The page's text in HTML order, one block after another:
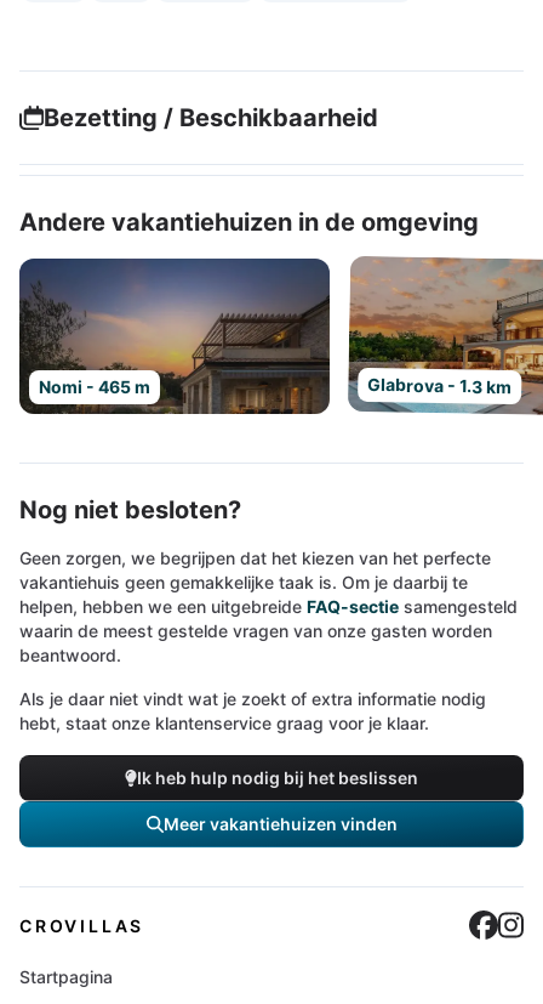
Bezetting / Beschikbaarheid
Andere vakantiehuizen in de omgeving
Nomi - 465 m Glabrova - 1.3 km
Nog niet besloten?
Geen zorgen, we begrijpen dat het kiezen van het perfecte
vakantiehuis geen gemakkelijke taak is. Om je daarbij te
helpen, hebben we een uitgebreide FAQ-sectie samengesteld
waarin de meest gestelde vragen van onze gasten worden
beantwoord.
Als je daar niet vindt wat je zoekt of extra informatie nodig
hebt, staat onze klantenservice graag voor je klaar.
Ik heb hulp nodig bij het beslissen
Meer vakantiehuizen vinden
CROVILLAS
Startpagina